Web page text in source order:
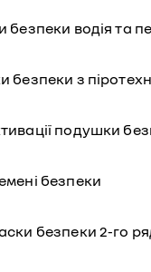
безпеки водія та
безпеки з
подушки
безпеки
безпеки 2-го